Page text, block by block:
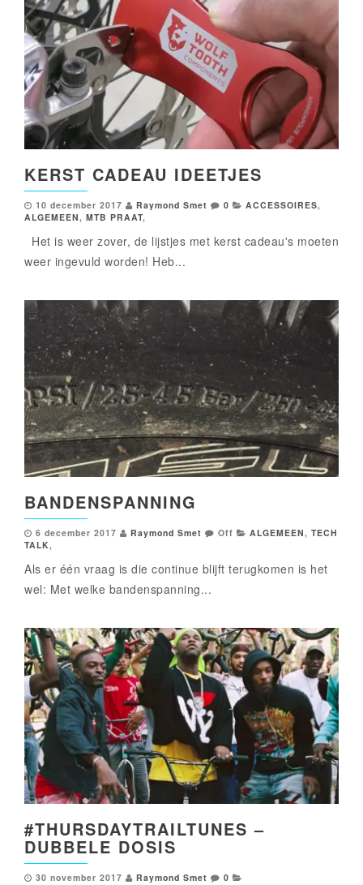
KERST CADEAU IDEETJES
10 december 2017 Raymond Smet 0 ACCESSOIRES,
ALGEMEEN, MTB PRAAT,
Het is weer zover, de lijstjes met kerst cadeau's moeten
weer ingevuld worden! Heb...
BANDENSPANNING
6 december 2017 Raymond Smet Off ALGEMEEN , TECH
TALK ,
Als er één vraag is die continue blijft terugkomen is het
wel: Met welke bandenspanning...
#THURSDAYTRAILTUNES –
DUBBELE DOSIS
30 november 2017 Raymond Smet
0